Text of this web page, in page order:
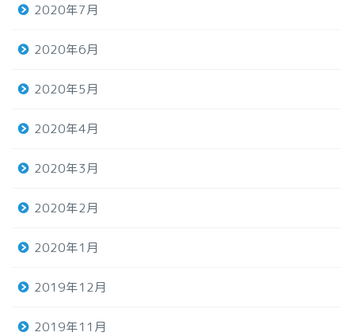
2020年7月
2020年6月
2020年5月
2020年4月
2020年3月
2020年2月
2020年1月
2019年12月
2019年11月